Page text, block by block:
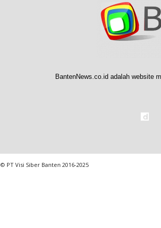
BantenNews.co.id adalah website
© PT Visi Siber Banten 2016-2025